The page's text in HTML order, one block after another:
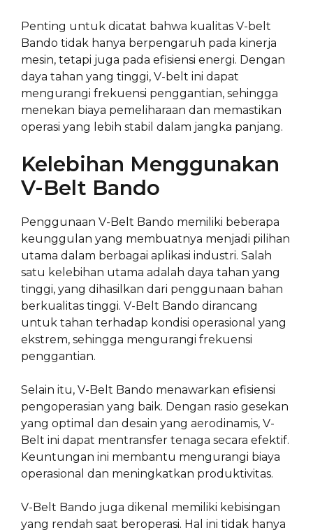
Penting untuk dicatat bahwa kualitas V-belt
Bando tidak hanya berpengaruh pada kinerja
mesin, tetapi juga pada efisiensi energi. Dengan
daya tahan yang tinggi, V-belt ini dapat
mengurangi frekuensi penggantian, sehingga
menekan biaya pemeliharaan dan memastikan
operasi yang lebih stabil dalam jangka panjang.
Kelebihan Menggunakan
V-Belt Bando
Penggunaan V-Belt Bando memiliki beberapa
keunggulan yang membuatnya menjadi pilihan
utama dalam berbagai aplikasi industri. Salah
satu kelebihan utama adalah daya tahan yang
tinggi, yang dihasilkan dari penggunaan bahan
berkualitas tinggi. V-Belt Bando dirancang
untuk tahan terhadap kondisi operasional yang
ekstrem, sehingga mengurangi frekuensi
penggantian.
Selain itu, V-Belt Bando menawarkan efisiensi
pengoperasian yang baik. Dengan rasio gesekan
yang optimal dan desain yang aerodinamis, V-
Belt ini dapat mentransfer tenaga secara efektif.
Keuntungan ini membantu mengurangi biaya
operasional dan meningkatkan produktivitas.
V-Belt Bando juga dikenal memiliki kebisingan
yang rendah saat beroperasi. Hal ini tidak hanya